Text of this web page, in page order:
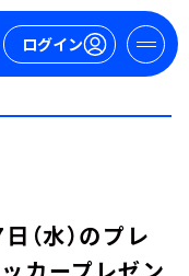
ログイン
（水）のプレ